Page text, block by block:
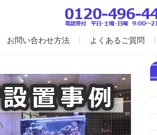
お問い合わせ方法 よくあるご質問